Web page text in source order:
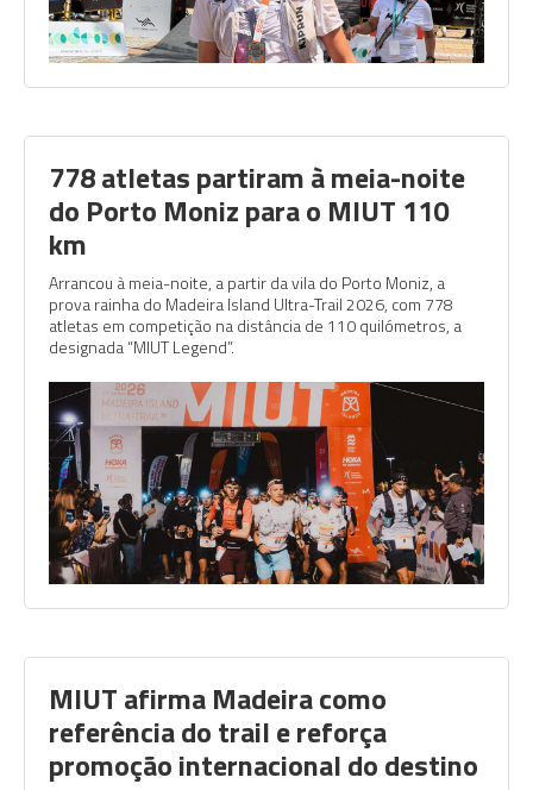
778 atletas partiram à meia-noite
do Porto Moniz para o MIUT 110
km
Arrancou à meia-noite, a partir da vila do Porto Moniz, a
prova rainha do Madeira Island Ultra-Trail 2026, com 778
atletas em competição na distância de 110 quilómetros, a
designada “MIUT Legend”.
MIUT afirma Madeira como
referência do trail e reforça
promoção internacional do destino